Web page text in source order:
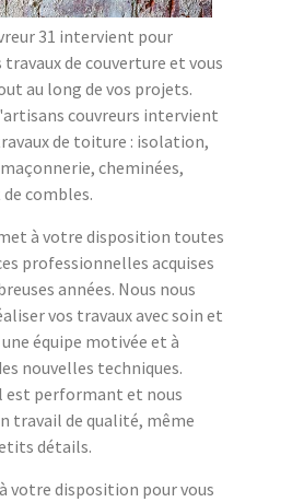
31 intervient pour
de couverture et vous
au long de vos projets.
couvreurs intervient
de toiture : isolation,
cheminées,
combles.
à votre disposition toutes
professionnelles acquises
années. Nous nous
vos travaux avec soin et
équipe motivée et à
nouvelles techniques.
performant et nous
travail de qualité, même
détails.
votre disposition pour vous